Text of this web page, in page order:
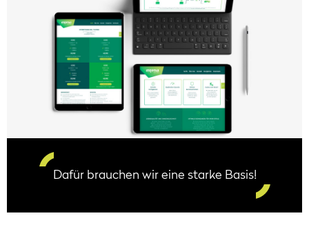
Dafür brauchen wir eine starke Basis!